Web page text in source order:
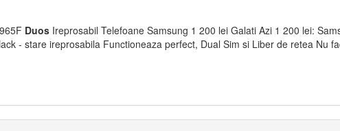
Duos Ireprosabil Telefoane Samsung 1 200 lei Galati Azi 1 200 lei:
- stare ireprosabila Functioneaza perfect, Dual Sim si Liber de retea Nu